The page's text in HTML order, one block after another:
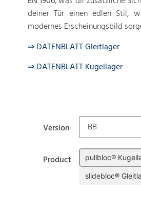
deiner Tür einen edlen Stil,
modernes Erscheinungsbild
⇒ DATENBLATT Gleitlager
⇒ DATENBLATT Kugellager
Version
Product pullbloc®
slidebloc®